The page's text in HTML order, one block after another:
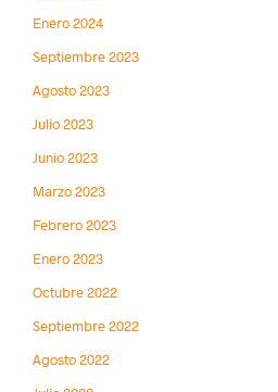
Enero 2024
Septiembre 2023
Agosto 2023
Julio 2023
Junio 2023
Marzo 2023
Febrero 2023
Enero 2023
Octubre 2022
Septiembre 2022
Agosto 2022